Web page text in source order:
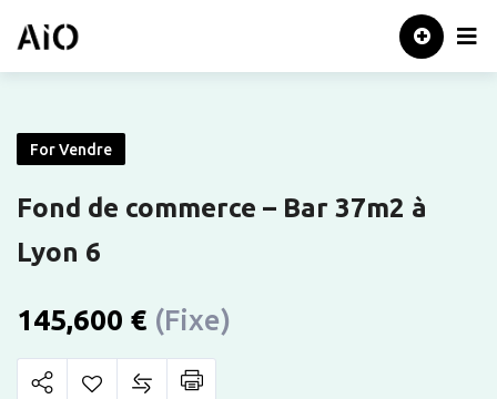
Accueil
For Vendre
Fond de commerce – Bar 37m2 à
Lyon 6
145,600 € (Fixe)